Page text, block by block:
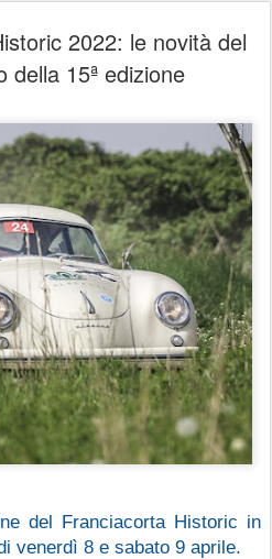
2022: le novità del
della 15ª edizione
del Franciacorta Historic in
venerdì 8 e sabato 9 aprile.